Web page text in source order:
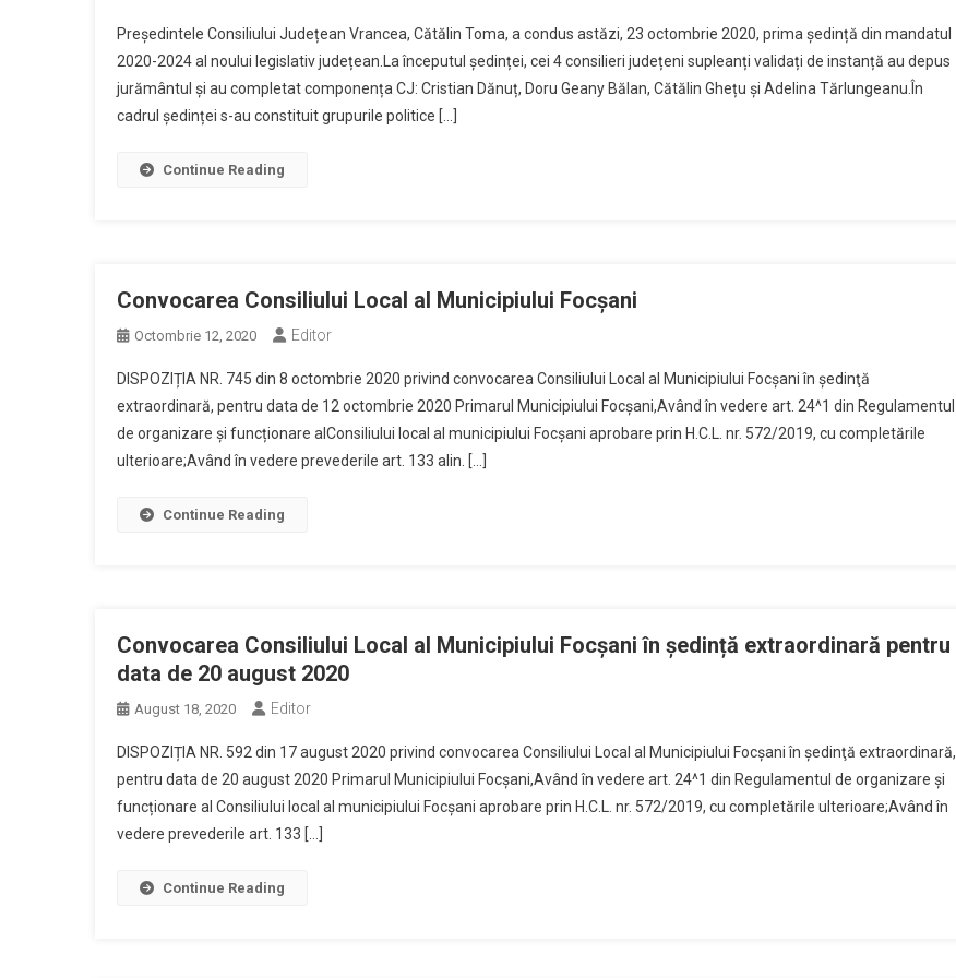
Președintele Consiliului Județean Vrancea, Cătălin Toma, a condus astăzi, 23 octombrie 2020, prima ședință din mandatul
2020-2024 al noului legislativ județean.La începutul ședinței, cei 4 consilieri județeni supleanți validați de instanță au depus
jurământul și au completat componența CJ: Cristian Dănuț, Doru Geany Bălan, Cătălin Ghețu și Adelina Tărlungeanu.În
cadrul ședinței s-au constituit grupurile politice […]
Continue Reading
Convocarea Consiliului Local al Municipiului Focşani
Octombrie 12, 2020 Editor
DISPOZIȚIA NR. 745 din 8 octombrie 2020 privind convocarea Consiliului Local al Municipiului Focşani în şedinţă
extraordinară, pentru data de 12 octombrie 2020 Primarul Municipiului Focşani,Având în vedere art. 24^1 din Regulamentul
de organizare și funcționare alConsiliului local al municipiului Focșani aprobare prin H.C.L. nr. 572/2019, cu completările
ulterioare;Având în vedere prevederile art. 133 alin. […]
Continue Reading
Convocarea Consiliului Local al Municipiului Focşani în ședință extraordinară pentru
data de 20 august 2020
August 18, 2020 Editor
DISPOZIȚIA NR. 592 din 17 august 2020 privind convocarea Consiliului Local al Municipiului Focşani în şedinţă extraordinară,
pentru data de 20 august 2020 Primarul Municipiului Focşani,Având în vedere art. 24^1 din Regulamentul de organizare și
funcționare al Consiliului local al municipiului Focșani aprobare prin H.C.L. nr. 572/2019, cu completările ulterioare;Având în
vedere prevederile art. 133 […]
Continue Reading